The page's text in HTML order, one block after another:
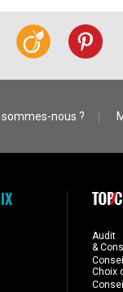
sommes-nous ?
Audit
&
Choix